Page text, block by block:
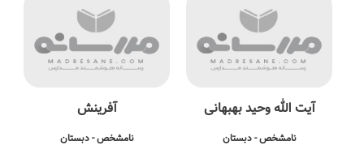
آیت الله وحید بهبهانی
نامشخص - دبستان
آفرینش
نامشخص - دبستان